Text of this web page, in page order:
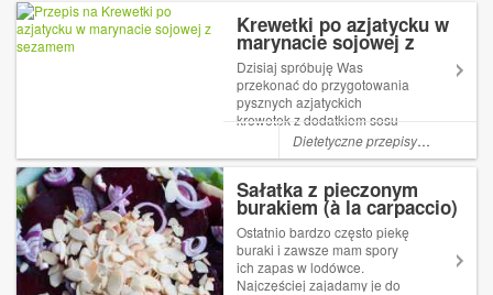
Przecież to tak proste i
smaczne! Sos możecie dodać
do gotowanych warz...
Krewetki po azjatycku w
marynacie sojowej z
sezamem
Dzisiaj spróbuję Was
przekonać do przygotowania
pysznych azjatyckich
krewetek z dodatkiem sosu
sojowego, miodu i sezamu .
Mniam Owoce morza nadal
Polsce i trudno kupić
Dietetyczne przepisy
,łatwe
Sałatka z pieczonym
burakiem (à la carpaccio)
Ostatnio bardzo często piekę
buraki i zawsze mam spory
ich zapas w lodówce.
Najczęściej zajadamy je do